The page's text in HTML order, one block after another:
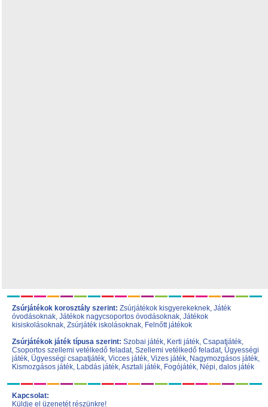
Zsúrjátékok korosztály szerint: Zsúrjátékok kisgyerekeknek, Játék
óvodásoknak, Játékok nagycsoportos óvodásoknak, Játékok
kisiskolásoknak, Zsúrjáték iskolásoknak, Felnőtt játékok
Zsúrjátékok játék típusa szerint: Szobai játék, Kerti játék, Csapatjáték,
Csoportos szellemi vetélkedő feladat, Szellemi vetélkedő feladat, Ügyességi
játék, Ügyességi csapatjáték, Vicces játék, Vizes játék, Nagymozgásos játék,
Kismozgásos játék, Labdás játék,Asztali játék, Fogójáték, Népi, dalos játék
Kapcsolat:
Küldje el üzenetét részünkre!